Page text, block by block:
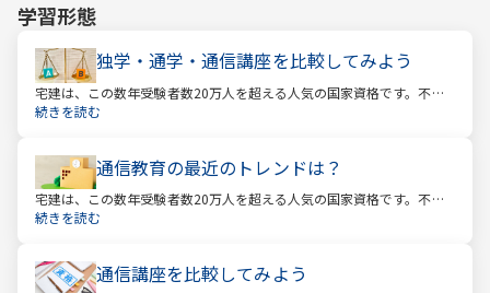
学習形態
独学・通学・通信講座を比較してみよう
宅建は、この数年受験者数20万人を超える人気の国家資格です。不動
産業に携わる人をはじめ、他業種、学生、主婦まで、さまざまな方が
続きを読む
通信教育の最近のトレンドは？
宅建は、この数年受験者数20万人を超える人気の国家資格です。不動
産業に携わる人をはじめ、他業種、学生、主婦まで、さまざまな方が
続きを読む
通信講座を比較してみよう